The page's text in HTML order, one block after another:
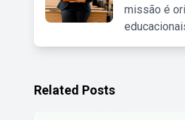
missão é
Related Posts